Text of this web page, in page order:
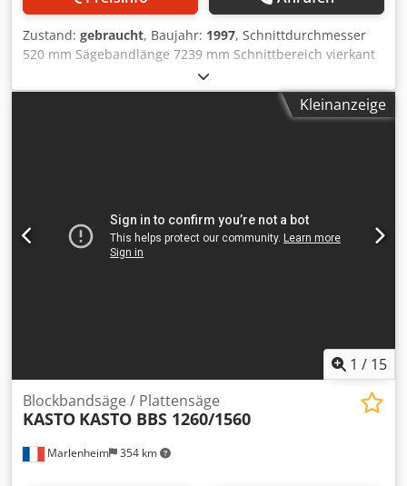
Zustand: gebraucht, Baujahr: 1997, Schnittdurchmesser
520 mm Sägebandlänge 7239 mm Schnittbereich vierkant
520 x 520 mm Vorschublänge 500 mm Vorschublänge
mehrfach 4500 mm Abschnittlänge min. 6 mm
Späneförderer - Abfuhrrollenbahn Crsdpfx Aisxfwd Ievof -
Standardbacken
Kleinanzeige
1 / 15
Marlenheim 354 km
Blockbandsäge / Plattensäge
KASTO KASTO BBS 1260/1560